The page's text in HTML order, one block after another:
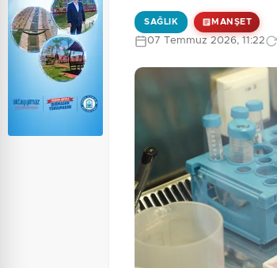
SAĞLIK MANŞET
07 Temmuz 2026, 11:22